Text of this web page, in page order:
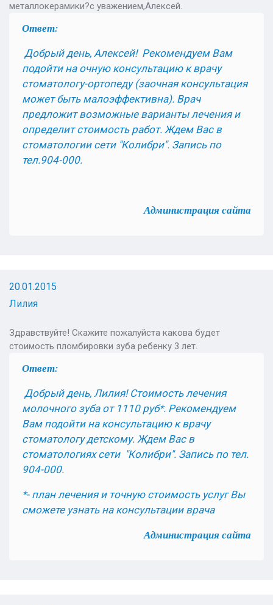
металлокерамики?с уважением,Алексей.
Ответ:
Добрый день, Алексей! Рекомендуем Вам
подойти на очную консультацию к врачу
стоматологу-ортопеду (заочная консультация
может быть малоэффективна). Врач
предложит возможные варианты лечения и
определит стоимость работ. Ждем Вас в
стоматологии сети "Колибри". Запись по
тел.904-000.
Администрация сайта
20.01.2015
Лилия
Здравствуйте! Скажите пожалуйста какова будет
стоимость пломбировки зуба ребенку 3 лет.
Ответ:
Добрый день, Лилия! Стоимость лечения
молочного зуба от 1110 руб*. Рекомендуем
Вам подойти на консультацию к врачу
стоматологу детскому. Ждем Вас в
стоматологиях сети "Колибри". Запись по тел.
904-000.
*- план лечения и точную стоимость услуг Вы
сможете узнать на консультации врача
Администрация сайта